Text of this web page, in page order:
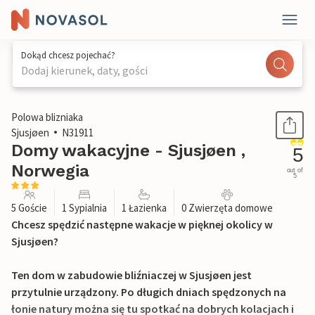
Dokąd chcesz pojechać?
Dodaj kierunek, daty, gości
1 / 24
Polowa blizniaka
Sjusjøen
N31911
Domy wakacyjne - Sjusjøen ,
Norwegia
5
out of
5
5 Goście 1 Sypialnia 1 Łazienka 0 Zwierzęta domowe
Chcesz spędzić następne wakacje w pięknej okolicy w
Sjusjøen?
Ten dom w zabudowie bliźniaczej w Sjusjøen jest
przytulnie urządzony. Po długich dniach spędzonych na
łonie natury można się tu spotkać na dobrych kolacjach i